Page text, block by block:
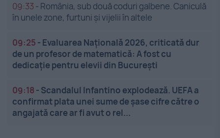
09:33 - România, sub două coduri galbene. Caniculă
în unele zone, furtuni și vijelii în altele
09:25 - Evaluarea Națională 2026, criticată dur
de un profesor de matematică: A fost cu
dedicație pentru elevii din București
09:18 - Scandalul Infantino explodează. UEFA a
confirmat plata unei sume de șase cifre către o
angajată care ar fi avut o rel...